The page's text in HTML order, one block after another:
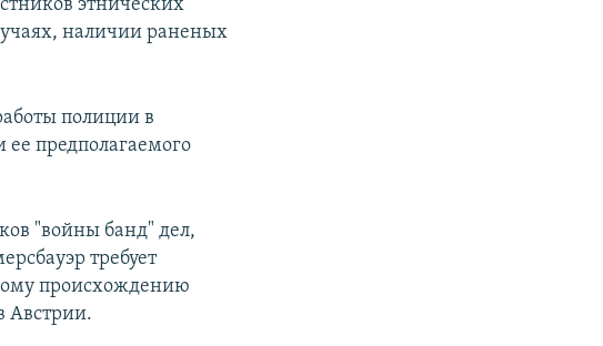
этнических
наличии раненых
полиции в
предполагаемого
"войны банд" дел,
требует
происхождению
Австрии.